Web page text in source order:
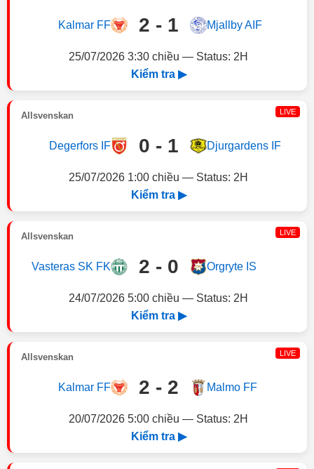
Kalmar FF 2 - 1 Mjallby AIF
25/07/2026 3:30 chiều — Status: 2H
Kiểm tra ▶
Allsvenskan LIVE
Degerfors IF 0 - 1 Djurgardens IF
25/07/2026 1:00 chiều — Status: 2H
Kiểm tra ▶
Allsvenskan LIVE
Vasteras SK FK 2 - 0 Orgryte IS
24/07/2026 5:00 chiều — Status: 2H
Kiểm tra ▶
Allsvenskan LIVE
Kalmar FF 2 - 2 Malmo FF
20/07/2026 5:00 chiều — Status: 2H
Kiểm tra ▶